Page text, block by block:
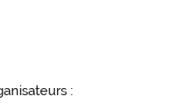
: